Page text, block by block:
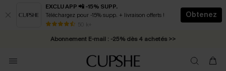
EXCLU APP 📲 -15% SUPP.
Téléchargez pour -15% supp. + livraison offerts !
50 k+
Obtenez
* Livraison éclair 2-3 jours ouvrés >>
Abonnement E-mail : -25% dès 4 achetés >>